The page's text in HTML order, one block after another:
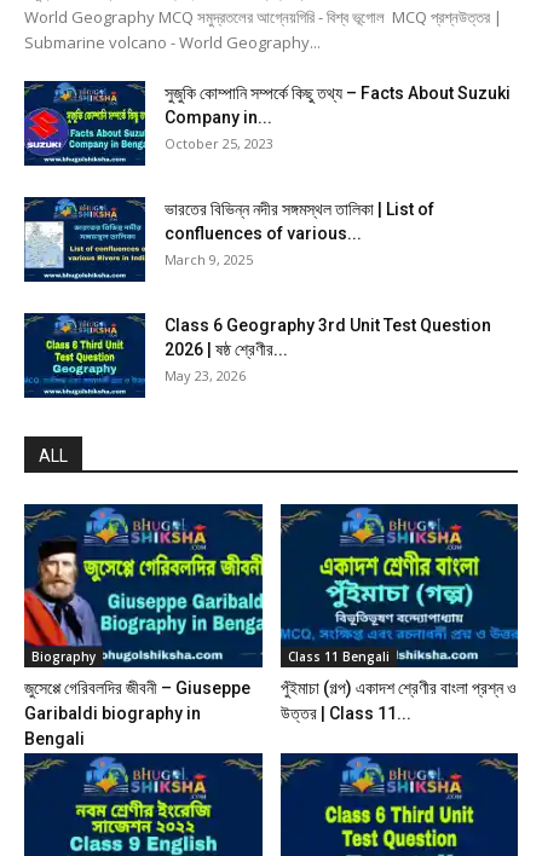
World Geography MCQ সমুদ্রতলের আগ্নেয়গিরি - বিশ্ব ভূগোল MCQ প্রশ্নউত্তর |
Submarine volcano - World Geography...
সুজুকি কোম্পানি সম্পর্কে কিছু তথ্য – Facts About Suzuki
Company in...
October 25, 2023
ভারতের বিভিন্ন নদীর সঙ্গমস্থল তালিকা | List of
confluences of various...
March 9, 2025
Class 6 Geography 3rd Unit Test Question
2026 | ষষ্ঠ শ্রেণীর...
May 23, 2026
ALL
Biography
জুসেপ্পে গেরিবলদির জীবনী – Giuseppe
Garibaldi biography in
Bengali
Class 11 Bengali
পুঁইমাচা (গল্প) একাদশ শ্রেণীর বাংলা প্রশ্ন ও
উত্তর | Class 11...